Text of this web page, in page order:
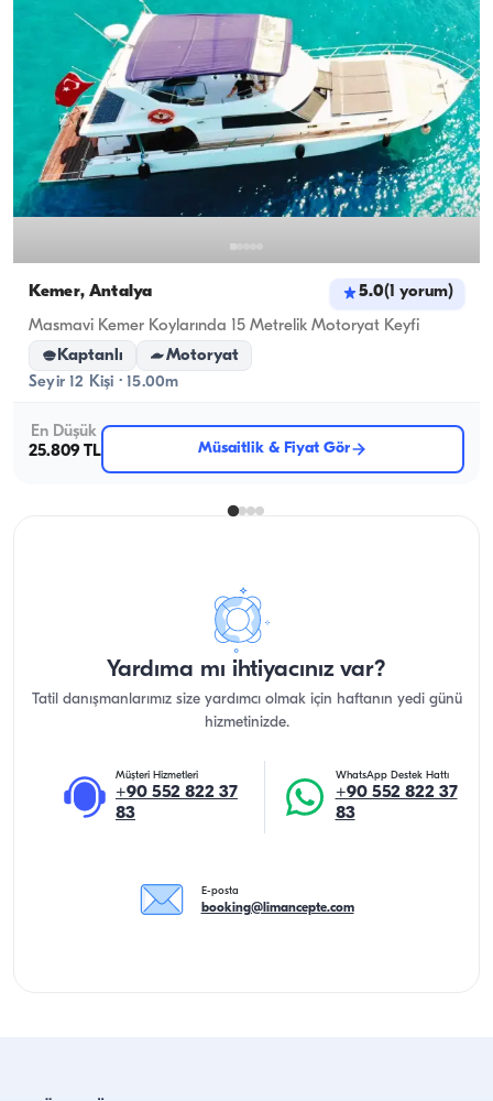
Kemer, Antalya 5.0(1 yorum)
Masmavi Kemer Koylarında 15 Metrelik Motoryat Keyfi
Kaptanlı
Motoryat
Seyir 12 Kişi · 15.00m
En Düşük
25.809 TL
Müsaitlik & Fiyat Gör
Yardıma mı ihtiyacınız var?
Tatil danışmanlarımız size yardımcı olmak için haftanın yedi günü
hizmetinizde.
Müşteri Hizmetleri
+90 552 822 37
83
WhatsApp Destek Hattı
+90 552 822 37
83
E-posta
booking@limancepte.com